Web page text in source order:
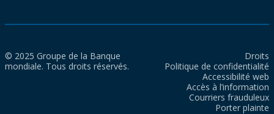
© 2025 Groupe de la Banque
mondiale. Tous droits réservés.
Droits
Politique de confidentialité
Accessibilité web
Accès à l’information
Courriers frauduleux
Porter plainte